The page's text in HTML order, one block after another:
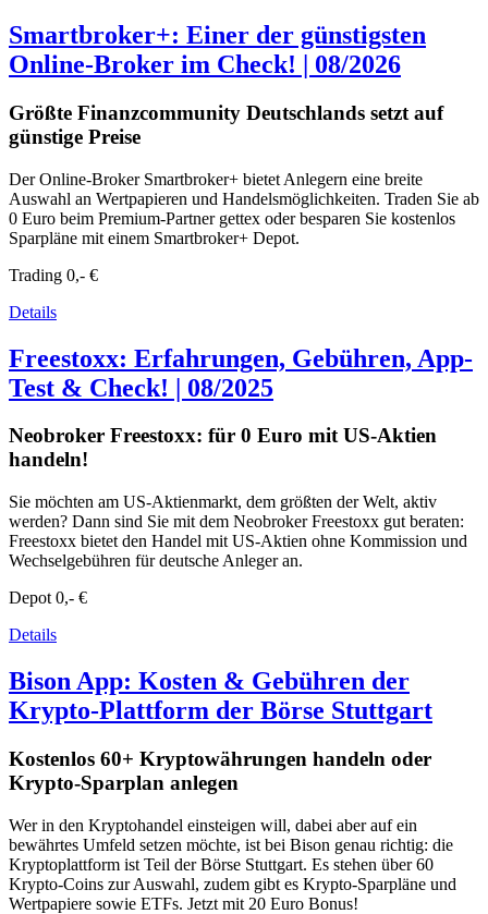
Smartbroker+: Einer der günstigsten
Online-Broker im Check! | 08/2026
Größte Finanzcommunity Deutschlands setzt auf
günstige Preise
Der Online-Broker Smartbroker+ bietet Anlegern eine breite
Auswahl an Wertpapieren und Handelsmöglichkeiten. Traden Sie ab
0 Euro beim Premium-Partner gettex oder besparen Sie kostenlos
Sparpläne mit einem Smartbroker+ Depot.
Trading 0,- €
Details
Freestoxx: Erfahrungen, Gebühren, App-
Test & Check! | 08/2025
Neobroker Freestoxx: für 0 Euro mit US-Aktien
handeln!
Sie möchten am US-Aktienmarkt, dem größten der Welt, aktiv
werden? Dann sind Sie mit dem Neobroker Freestoxx gut beraten:
Freestoxx bietet den Handel mit US-Aktien ohne Kommission und
Wechselgebühren für deutsche Anleger an.
Depot 0,- €
Details
Bison App: Kosten & Gebühren der
Krypto-Plattform der Börse Stuttgart
Kostenlos 60+ Kryptowährungen handeln oder
Krypto-Sparplan anlegen
Wer in den Kryptohandel einsteigen will, dabei aber auf ein
bewährtes Umfeld setzen möchte, ist bei Bison genau richtig: die
Kryptoplattform ist Teil der Börse Stuttgart. Es stehen über 60
Krypto-Coins zur Auswahl, zudem gibt es Krypto-Sparpläne und
Wertpapiere sowie ETFs. Jetzt mit 20 Euro Bonus!